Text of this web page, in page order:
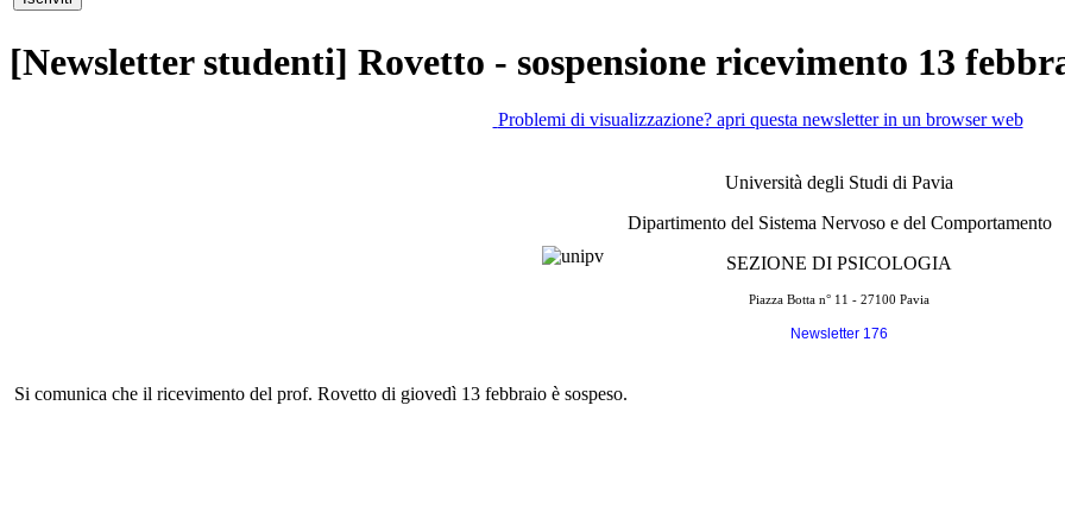
[Newsletter studenti] Rovetto - sospensione ricevimento 13
Problemi di visualizzazione? apri questa newsletter in un browser web
Università degli Studi di Pavia
Dipartimento del Sistema Nervoso e del Comportamento
SEZIONE DI PSICOLOGIA
Piazza Botta n° 11 - 27100 Pavia
Newsletter 176
Si comunica che il ricevimento del prof. Rovetto di giovedì 13 febbraio è sospeso.